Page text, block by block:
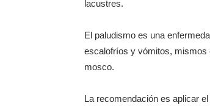
lacustres.
El paludismo es una
escalofríos y vómitos, mismos
mosco.
La recomendación es aplicar